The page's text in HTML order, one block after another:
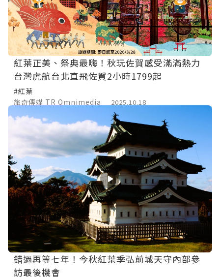
紅葉正美、祭典最嗨！秋玩佐賀感受滿滿熱力
台灣虎航台北直飛佐賀2小時1799起
#紅葉
旅奇傳媒 TR Omnimedia
2025.10.18
錯過再等七年！今秋紅葉季弘前城天守內部參
訪最後機會